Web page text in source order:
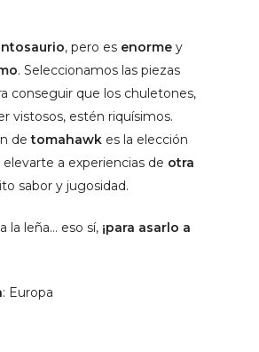
, pero es enorme y
. Seleccionamos las piezas
conseguir que los chuletones,
vistosos, estén riquísimos.
detomahawk es la elección
a experiencias de otra
sabor y jugosidad.
la leña… eso sí, ¡para asarlo a
: Europa